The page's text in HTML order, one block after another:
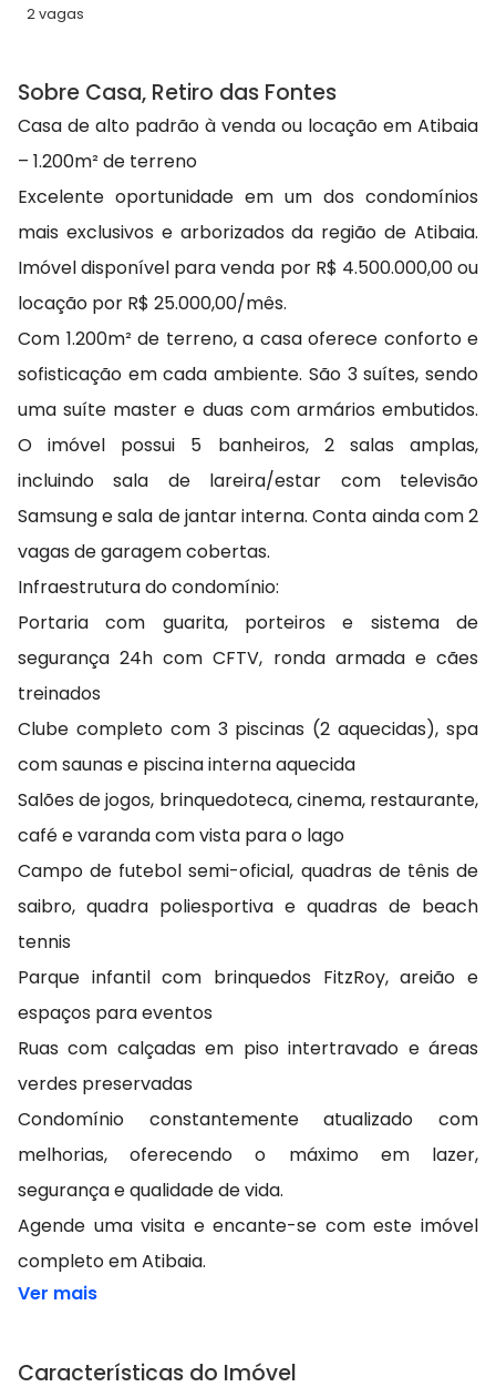
2 vagas
Sobre Casa, Retiro das Fontes
Casa de alto padrão à venda ou locação em Atibaia
– 1.200m² de terreno
Excelente oportunidade em um dos condomínios
mais exclusivos e arborizados da região de Atibaia.
Imóvel disponível para venda por R$ 4.500.000,00 ou
locação por R$ 25.000,00/mês.
Com 1.200m² de terreno, a casa oferece conforto e
sofisticação em cada ambiente. São 3 suítes, sendo
uma suíte master e duas com armários embutidos.
O imóvel possui 5 banheiros, 2 salas amplas,
incluindo sala de lareira/estar com televisão
Samsung e sala de jantar interna. Conta ainda com 2
vagas de garagem cobertas.
Infraestrutura do condomínio:
Portaria com guarita, porteiros e sistema de
segurança 24h com CFTV, ronda armada e cães
treinados
Clube completo com 3 piscinas (2 aquecidas), spa
com saunas e piscina interna aquecida
Salões de jogos, brinquedoteca, cinema, restaurante,
café e varanda com vista para o lago
Campo de futebol semi-oficial, quadras de tênis de
saibro, quadra poliesportiva e quadras de beach
tennis
Parque infantil com brinquedos FitzRoy, areião e
espaços para eventos
Ruas com calçadas em piso intertravado e áreas
verdes preservadas
Condomínio constantemente atualizado com
melhorias, oferecendo o máximo em lazer,
segurança e qualidade de vida.
Agende uma visita e encante-se com este imóvel
completo em Atibaia.
Ver mais
Características do Imóvel